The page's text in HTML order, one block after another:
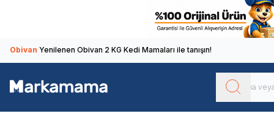
Obivan Yenilenen Obivan 2 KG Kedi Mamaları ile tanışın!